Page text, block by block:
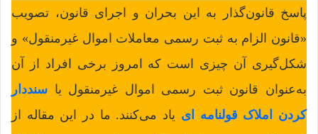
پاسخ قانون‌گذار به این بحران و اجرای قانون، تصویب
«قانون الزام به ثبت رسمی معاملات اموال غیرمنقول» و
شکل‌گیری آن چیزی است که امروز برخی افراد از آن
به‌عنوان قانون ثبت رسمی اموال غیرمنقول یا سنددار
کردن املاک قولنامه ای یاد می‌کنند. ما در این مقاله از